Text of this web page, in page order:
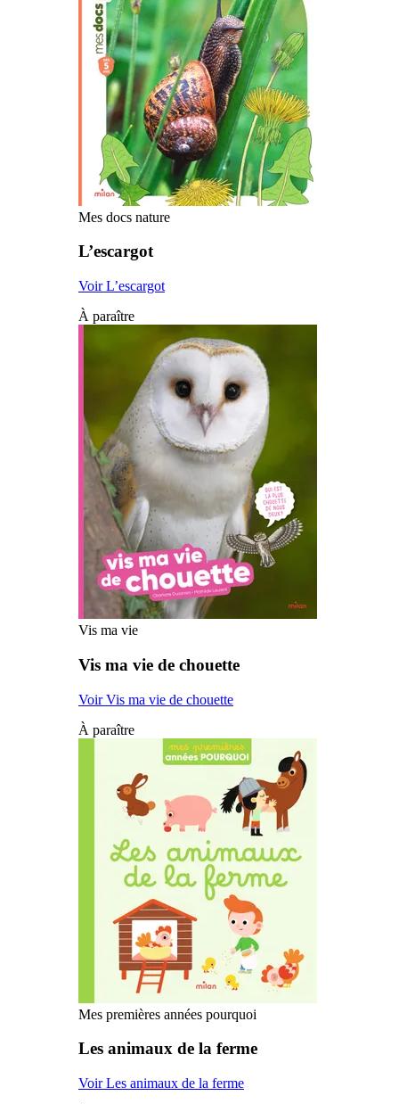
Mes docs nature
L’escargot
Voir L’escargot
À paraître
Vis ma vie
Vis ma vie de chouette
Voir Vis ma vie de chouette
À paraître
Mes premières années pourquoi
Les animaux de la ferme
Voir Les animaux de la ferme